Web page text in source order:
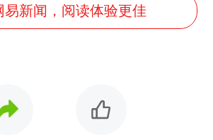
易新闻，阅读体验更佳